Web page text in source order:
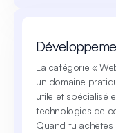
La catégorie «
un domaine
utile et spécialisé
technologies de
Quand tu achètes